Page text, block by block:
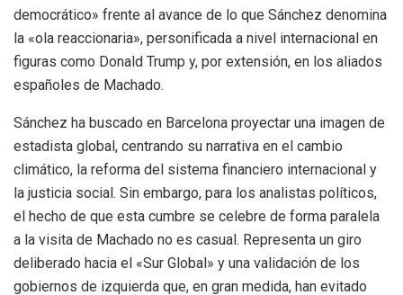
democrático» frente al avance de lo que Sánchez denomina
la «ola reaccionaria», personificada a nivel internacional en
figuras como Donald Trump y, por extensión, en los aliados
españoles de Machado.
Sánchez ha buscado en Barcelona proyectar una imagen de
estadista global, centrando su narrativa en el cambio
climático, la reforma del sistema financiero internacional y
la justicia social. Sin embargo, para los analistas políticos,
el hecho de que esta cumbre se celebre de forma paralela
a la visita de Machado no es casual. Representa un giro
deliberado hacia el «Sur Global» y una validación de los
gobiernos de izquierda que, en gran medida, han evitado